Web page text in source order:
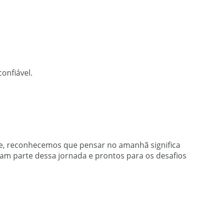
reconhecemos que pensar no amanhã significa
parte dessa jornada e prontos para os desafios